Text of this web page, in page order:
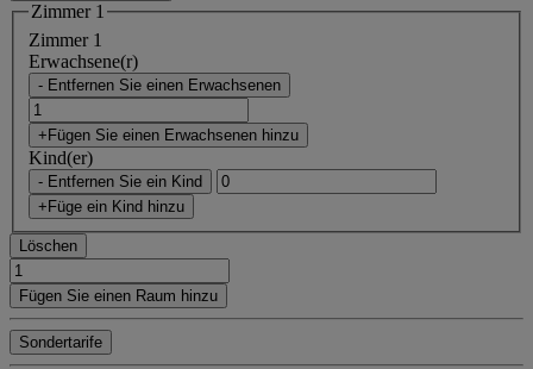
Zimmer 1
Zimmer 1
Erwachsene(r)
- Entfernen Sie einen Erwachsenen
+Fügen Sie einen Erwachsenen hinzu
Kind(er)
- Entfernen Sie ein Kind
+Füge ein Kind hinzu
Löschen
Fügen Sie einen Raum hinzu
Sondertarife